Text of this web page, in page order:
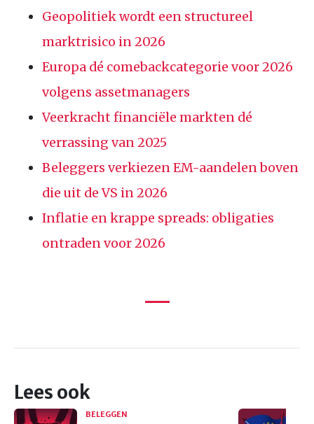
Geopolitiek wordt een structureel
marktrisico in 2026
Europa dé comebackcategorie voor 2026
volgens assetmanagers
Veerkracht financiële markten dé
verrassing van 2025
Beleggers verkiezen EM-aandelen boven
die uit de VS in 2026
Inflatie en krappe spreads: obligaties
ontraden voor 2026
Lees ook
BELEGGEN